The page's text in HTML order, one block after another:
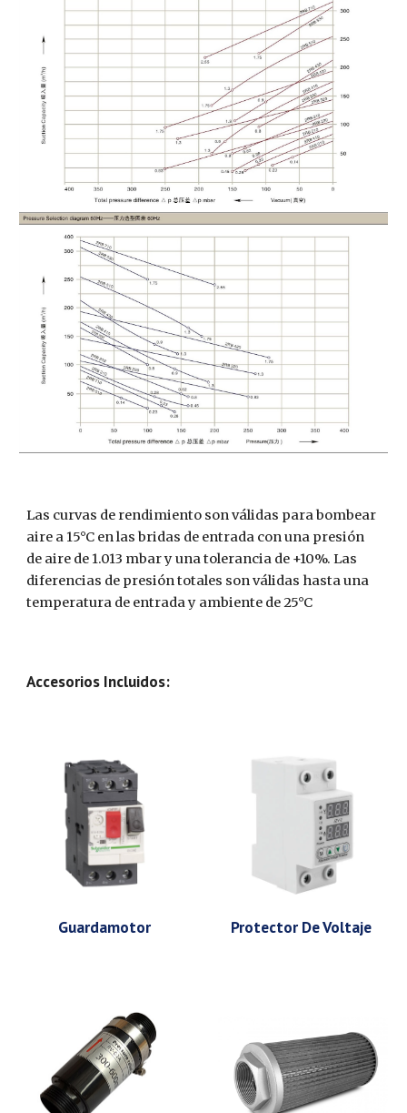
Las curvas de rendimiento son válidas para bombear
aire a 15°C en las bridas de entrada con una presión
de aire de 1.013 mbar y una tolerancia de +10%. Las
diferencias de presión totales son válidas hasta una
temperatura de entrada y ambiente de 25°C
Accesorios Incluidos:
Guardamotor Protector De Voltaje